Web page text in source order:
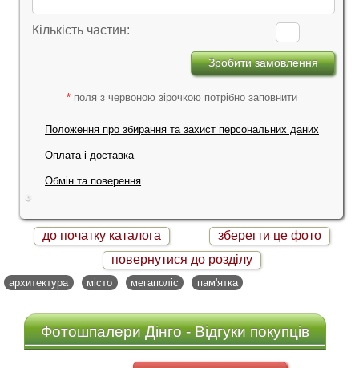
Кількість частин:
* поля з червоною зірочкою потрібно заповнити
Положення про збирання та захист персональних даних
Оплата і доставка
Обмін та поверення
до початку каталога
зберегти це фото
повернутися до розділу
архитектура місто мегаполіс пам'ятка
Фотошпалери Дінго - Відгуки покупців